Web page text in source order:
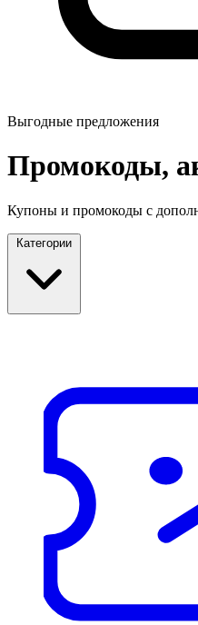
Выгодные предложения
Промокоды,
Купоны и промокоды с
Категории